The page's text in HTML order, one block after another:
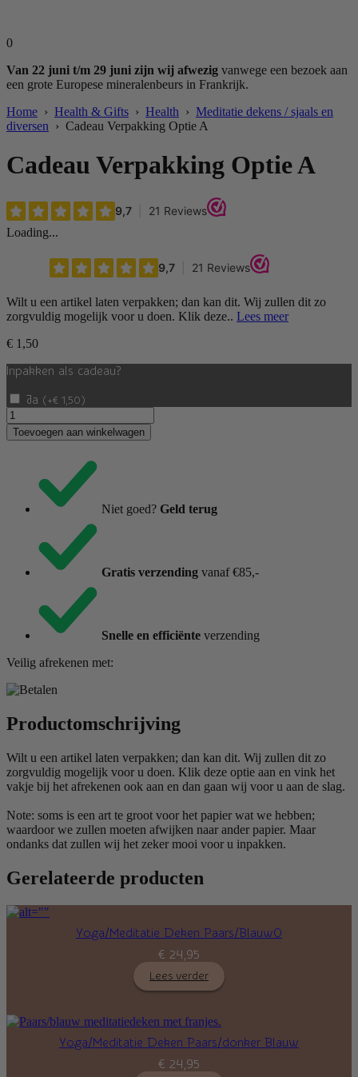
0
Van 22 juni t/m 29 juni zijn wij afwezig vanwege een bezoek aan
een grote Europese mineralenbeurs in Frankrijk.
Home › Health & Gifts › Health › Meditatie dekens / sjaals en
diversen › Cadeau Verpakking Optie A
Cadeau Verpakking Optie A
Loading...
Wilt u een artikel laten verpakken; dan kan dit. Wij zullen dit zo
zorgvuldig mogelijk voor u doen. Klik deze.. Lees meer
€ 1,50
Inpakken als cadeau?
Ja (+€ 1,50)
Cadeau
Verpakking
Optie
Toevoegen aan winkelwagen
Niet goed? Geld terug
Gratis verzending vanaf €85,-
Snelle en efficiënte verzending
Veilig afrekenen met:
Productomschrijving
Wilt u een artikel laten verpakken; dan kan dit. Wij zullen dit zo
zorgvuldig mogelijk voor u doen. Klik deze optie aan en vink het
vakje bij het afrekenen ook aan en dan gaan wij voor u aan de slag.
Note: soms is een art te groot voor het papier wat we hebben;
waardoor we zullen moeten afwijken naar ander papier. Maar
ondanks dat zullen wij het zeker mooi voor u inpakken.
Gerelateerde producten
Yoga/Meditatie Deken Paars/Blauw0
€ 24,95
Lees verder
Yoga/Meditatie Deken Paars/donker Blauw
€ 24,95